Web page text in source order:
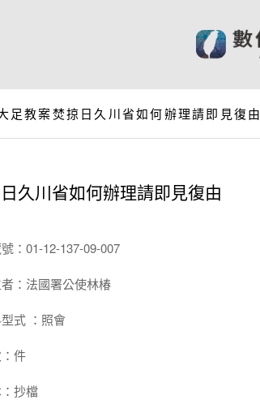
足教案焚掠日久川省如何辦理請即見復由
久川省如何辦理請即見復由
：01-12-137-09-007
：法國署公使林椿
式 ：照會
件
抄檔